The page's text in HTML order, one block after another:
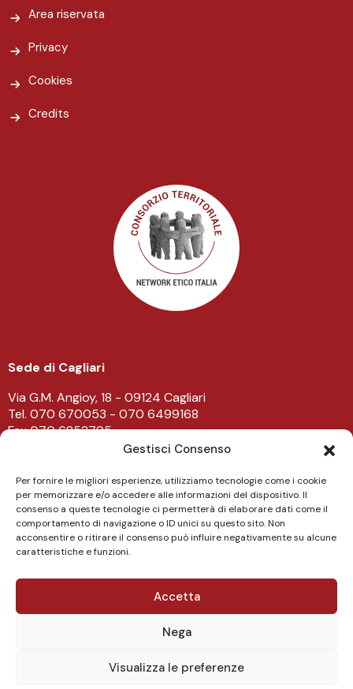
Gestisci Consenso
Per fornire le migliori esperienze, utilizziamo tecnologie come i cookie
per memorizzare e/o accedere alle informazioni del dispositivo. Il
consenso a queste tecnologie ci permetterà di elaborare dati come il
comportamento di navigazione o ID unici su questo sito. Non
acconsentire o ritirare il consenso può influire negativamente su alcune
caratteristiche e funzioni.
Accetta
Nega
Visualizza le preferenze
Area riservata
Privacy
Cookies
Credits
Sede di Cagliari
Via G.M. Angioy, 18 - 09124 Cagliari
Tel. 070 670053 - 070 6499168
Fax 070 6852795
Sede di Lanusei
Viale Don Bosco 43/45 - 08045 Lanusei
Tel. 0782 482219
Copyright NovaEtica 2023 - P.Iva 03170140929